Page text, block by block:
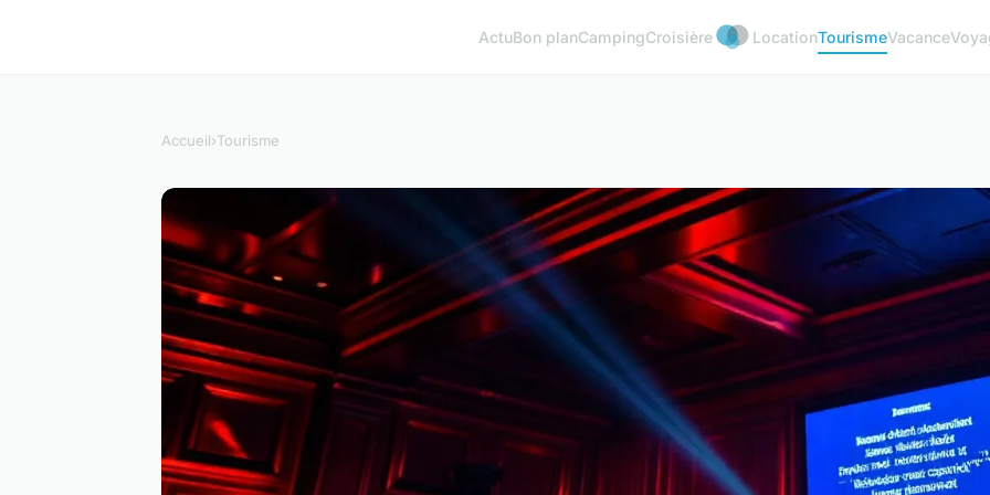
ActuBon planCampingCroisière LocationTourismeVacance
Accueil›Tourisme